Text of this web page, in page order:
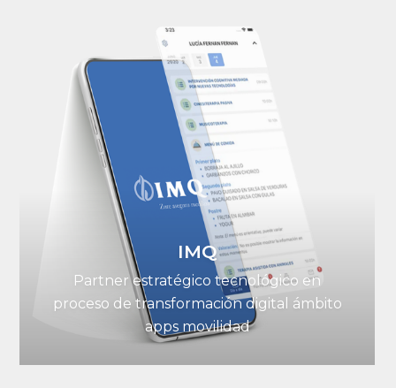
IMQ
Partner estratégico tecnológico en
proceso de transformación digital ámbito
apps movilidad